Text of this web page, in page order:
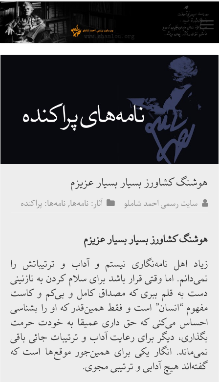
هوشنگ كشاورز بسيار بسيار عزيزم
سایت رسمی احمد شاملو آثار: نامه‌ها, نامه‌ها: پراکنده
هوشنگ كشاورز بسيار بسيار عزيزم
زياد اهل نامه‌نگارى نيستم و آداب و ترتيباتش را
نمى‌دانم. اما وقتى قرار باشد براى سلام‌ كردن به نازنينى
دست به قلم ببرى كه مصداق كامل و بى‌كم و كاست
مفهوم “انسان” است و فقط همين‌قدر كه او را بشناسى
احساس مى‌كنى كه حق دارى عميقا به خودت حرمت
بگذارى، ديگر براى رعايت آداب و ترتيبات جائى باقى
نمى‌ماند. انگار يكى براى همين‌جور موقع‌ها است كه
گفته‌اند هيچ آدابى و ترتيبى مجوى.